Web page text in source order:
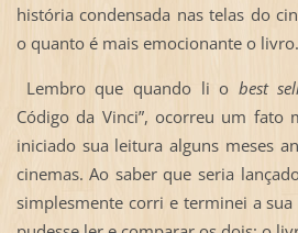
história condensada nas telas do
o quanto é mais emocionante o livro.
Lembro que quando li o best
Código da Vinci”, ocorreu um fato
iniciado sua leitura alguns meses
cinemas. Ao saber que seria
simplesmente corri e terminei a